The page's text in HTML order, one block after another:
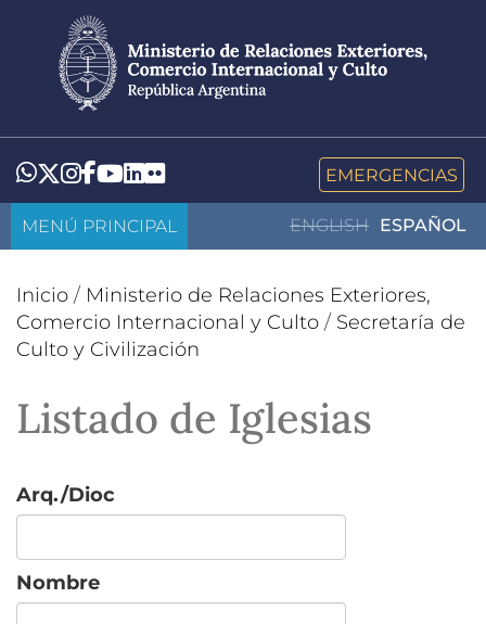
contenido
principal
Whatsapp
Twitter
Instagram
Facebook
YouTube
LinkedIn
Flickr EMERGENCIAS
ENGLISH ESPAÑOL
MENÚ PRINCIPAL
Inicio / Ministerio de Relaciones Exteriores,
Comercio Internacional y Culto / Secretaría de
Culto y Civilización
Listado de Iglesias
Arq./Dioc
Nombre